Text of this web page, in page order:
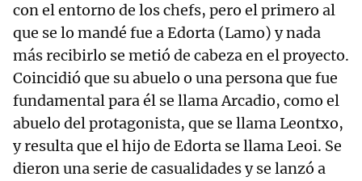
con el entorno de los chefs, pero el primero al
que se lo mandé fue a Edorta (Lamo) y nada
más recibirlo se metió de cabeza en el proyecto.
Coincidió que su abuelo o una persona que fue
fundamental para él se llama Arcadio, como el
abuelo del protagonista, que se llama Leontxo,
y resulta que el hijo de Edorta se llama Leoi. Se
dieron una serie de casualidades y se lanzó a